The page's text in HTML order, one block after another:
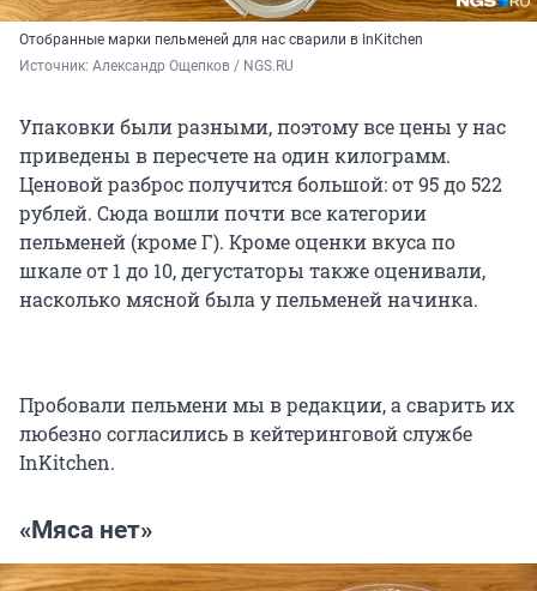
Отобранные марки пельменей для нас сварили в InKitchen
Источник: Александр Ощепков / NGS.RU
Упаковки были разными, поэтому все цены у нас
приведены в пересчете на один килограмм.
Ценовой разброс получится большой: от 95 до 522
рублей. Сюда вошли почти все категории
пельменей (кроме Г). Кроме оценки вкуса по
шкале от 1 до 10, дегустаторы также оценивали,
насколько мясной была у пельменей начинка.
Пробовали пельмени мы в редакции, а сварить их
любезно согласились в кейтеринговой службе
InKitchen.
«Мяса нет»